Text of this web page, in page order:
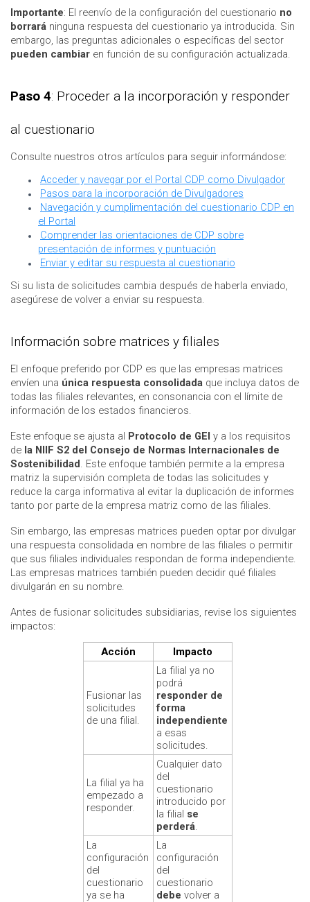
Importante: El reenvío de la configuración del cuestionario no
borrará ninguna respuesta del cuestionario ya introducida. Sin
embargo, las preguntas adicionales o específicas del sector
pueden cambiar en función de su configuración actualizada.
Paso 4: Proceder a la incorporación y responder
al cuestionario
Consulte nuestros otros artículos para seguir informándose:
Acceder y navegar por el Portal CDP como Divulgador
Pasos para la incorporación de Divulgadores
Navegación y cumplimentación del cuestionario CDP en
el Portal
Comprender las orientaciones de CDP sobre
presentación de informes y puntuación
Enviar y editar su respuesta al cuestionario
Si su lista de solicitudes cambia después de haberla enviado,
asegúrese de volver a enviar su respuesta.
Información sobre matrices y filiales
El enfoque preferido por CDP es que las empresas matrices
envíen una única respuesta consolidada que incluya datos de
todas las filiales relevantes, en consonancia con el límite de
información de los estados financieros.
Este enfoque se ajusta al Protocolo de GEI y a los requisitos
de la NIIF S2 del Consejo de Normas Internacionales de
Sostenibilidad. Este enfoque también permite a la empresa
matriz la supervisión completa de todas las solicitudes y
reduce la carga informativa al evitar la duplicación de informes
tanto por parte de la empresa matriz como de las filiales.
Sin embargo, las empresas matrices pueden optar por divulgar
una respuesta consolidada en nombre de las filiales o permitir
que sus filiales individuales respondan de forma independiente.
Las empresas matrices también pueden decidir qué filiales
divulgarán en su nombre.
Antes de fusionar solicitudes subsidiarias, revise los siguientes
impactos:
Acción Impacto
Fusionar las
solicitudes
de una filial.
La filial ya no
podrá
responder de
forma
independiente
a esas
solicitudes.
La filial ya ha
empezado a
responder.
Cualquier dato
del
cuestionario
introducido por
la filial se
perderá.
La
configuración
del
cuestionario
ya se ha
La
configuración
del
cuestionario
debe volver a